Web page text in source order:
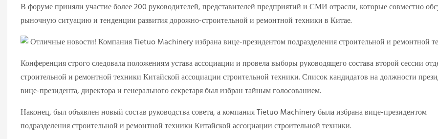
В форуме приняли участие более 200 руководителей, представителей предприятий и СМИ отрасли, которые совместно
рыночную ситуацию и тенденции развития дорожно-строительной и ремонтной техники в Китае.
Конференция строго следовала положениям устава ассоциации и провела выборы руководящего состава второй сессии
строительной и ремонтной техники Китайской ассоциации строительной техники. Список кандидатов на должности
вице-президента, директора и генерального секретаря был избран тайным голосованием.
Наконец, был объявлен новый состав руководства совета, а компания Tietuo Machinery была избрана вице-президентом
подразделения строительной и ремонтной техники Китайской ассоциации строительной техники.